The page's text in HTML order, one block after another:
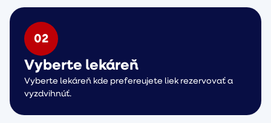
02
Vyberte lekáreň
Vyberte lekáreň kde prefereujete liek rezervovať a
vyzdvihnúť.